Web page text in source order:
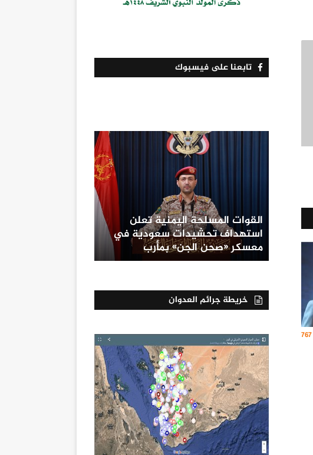
767
تابعنا على فيسبوك
القوات المسلحة اليمنية تعلن
استهداف تحشيدات سعودية في
معسكر «صحن الجن» بمأرب
خريطة جرائم العدوان